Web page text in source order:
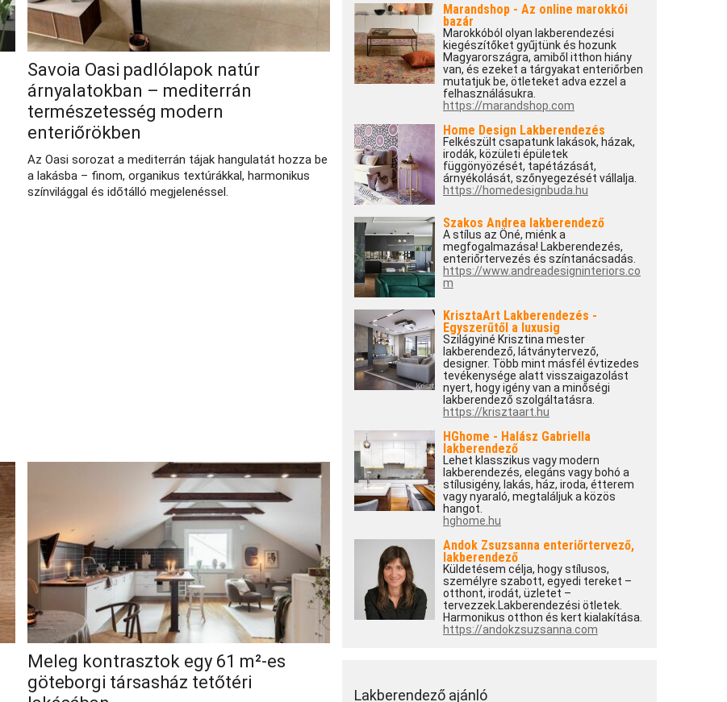
Savoia Oasi padlólapok natúr
árnyalatokban – mediterrán
természetesség modern
enteriőrökben
Az Oasi sorozat a mediterrán tájak hangulatát hozza be
a lakásba – finom, organikus textúrákkal, harmonikus
színvilággal és időtálló megjelenéssel.
Meleg kontrasztok egy 61 m²-es
göteborgi társasház tetőtéri
Marandshop - Az online marokkói
bazár
Marokkóból olyan lakberendezési
kiegészítőket gyűjtünk és hozunk
Magyarországra, amiből itthon hiány
van, és ezeket a tárgyakat enteriőrben
mutatjuk be, ötleteket adva ezzel a
felhasználásukra.
https://marandshop.com
Home Design Lakberendezés
Felkészült csapatunk lakások, házak,
irodák, közületi épületek
függönyözését, tapétázását,
árnyékolását, szőnyegezését vállalja.
https://homedesignbuda.hu
Szakos Andrea lakberendező
A stílus az Öné, miénk a
megfogalmazása! Lakberendezés,
enteriőrtervezés és színtanácsadás.
https://www.andreadesigninteriors.co
m
KrisztaArt Lakberendezés -
Egyszerűtől a luxusig
Szilágyiné Krisztina mester
lakberendező, látványtervező,
designer. Több mint másfél évtizedes
tevékenysége alatt visszaigazolást
nyert, hogy igény van a minőségi
lakberendező szolgáltatásra.
https://krisztaart.hu
HGhome - Halász Gabriella
lakberendező
Lehet klasszikus vagy modern
lakberendezés, elegáns vagy bohó a
stílusigény, lakás, ház, iroda, étterem
vagy nyaraló, megtaláljuk a közös
hangot.
hghome.hu
Andok Zsuzsanna enteriőrtervező,
lakberendező
Küldetésem célja, hogy stílusos,
személyre szabott, egyedi tereket –
otthont, irodát, üzletet –
tervezzek.Lakberendezési ötletek.
Harmonikus otthon és kert kialakítása.
https://andokzsuzsanna.com
Lakberendező ajánló